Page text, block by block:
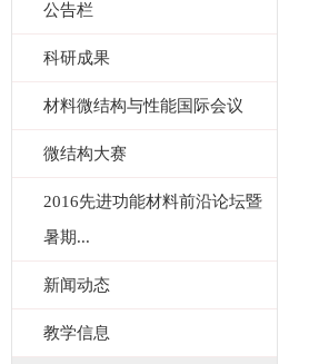
公告栏
科研成果
材料微结构与性能国际会议
微结构大赛
2016先进功能材料前沿论坛暨
暑期...
新闻动态
教学信息